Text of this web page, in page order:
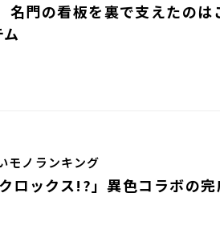
名門の看板を裏で支えたの
モノランキング
ロックス!?」異色コラボの